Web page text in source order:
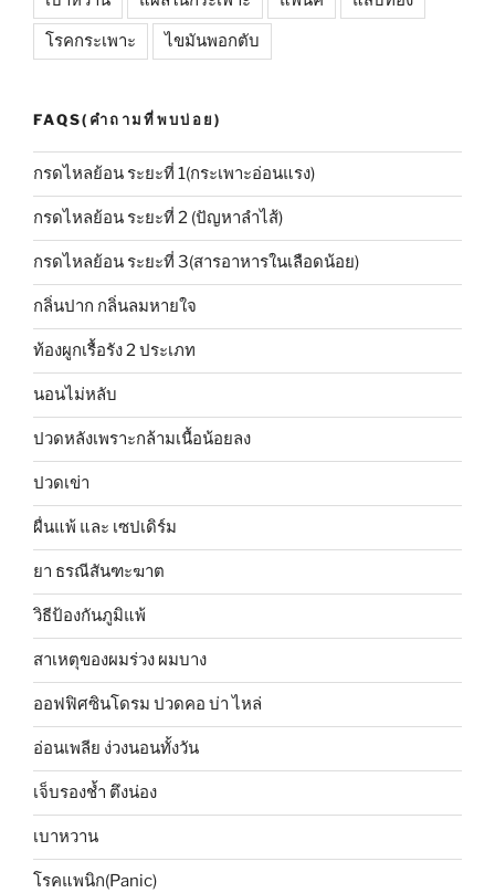
โรคกระเพาะ ไขมันพอกตับ
FAQS(คำถามที่พบบ่อย)
กรดไหลย้อน ระยะที่ 1(กระเพาะอ่อนแรง)
กรดไหลย้อน ระยะที่ 2 (ปัญหาลำไส้)
กรดไหลย้อน ระยะที่ 3(สารอาหารในเลือดน้อย)
กลิ่นปาก กลิ่นลมหายใจ
ท้องผูกเรื้อรัง 2 ประเภท
นอนไม่หลับ
ปวดหลังเพราะกล้ามเนื้อน้อยลง
ปวดเข่า
ผื่นแพ้ และ เซปเดิร์ม
ยา ธรณีสันฑะฆาต
วิธีป้องกันภูมิแพ้
สาเหตุของผมร่วง ผมบาง
ออฟฟิศซินโดรม ปวดคอ บ่า ไหล่
อ่อนเพลีย ง่วงนอนทั้งวัน
เจ็บรองช้ำ ตึงน่อง
เบาหวาน
โรคแพนิก(Panic)